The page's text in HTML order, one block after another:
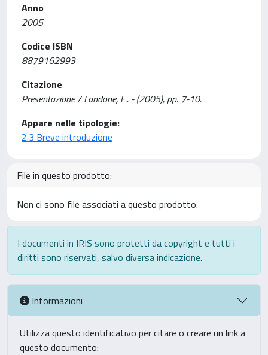
Anno
2005
Codice ISBN
8879162993
Citazione
Presentazione / Landone, E.. - (2005), pp. 7-10.
Appare nelle tipologie:
2.3 Breve introduzione
File in questo prodotto:
Non ci sono file associati a questo prodotto.
I documenti in IRIS sono protetti da copyright e tutti i
diritti sono riservati, salvo diversa indicazione.
Informazioni
Utilizza questo identificativo per citare o creare un link a
questo documento: